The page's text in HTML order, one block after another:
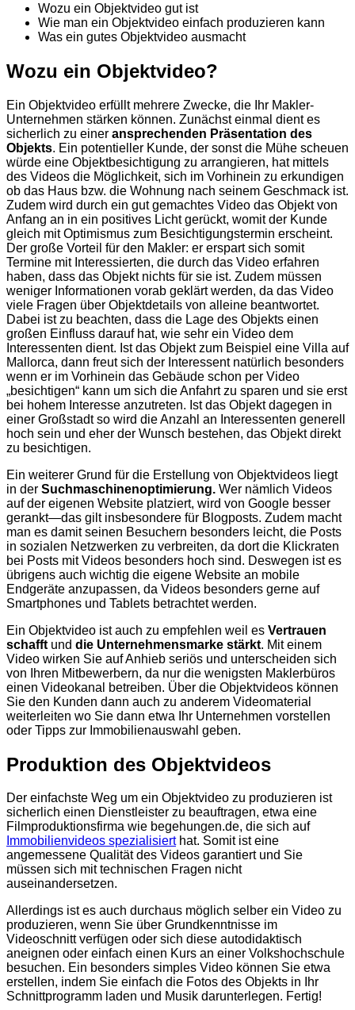
Wozu ein Objektvideo gut ist
Wie man ein Objektvideo einfach produzieren kann
Was ein gutes Objektvideo ausmacht
Wozu ein Objektvideo?
Ein Objektvideo erfüllt mehrere Zwecke, die Ihr Makler-
Unternehmen stärken können. Zunächst einmal dient es
sicherlich zu einer ansprechenden Präsentation des
Objekts. Ein potentieller Kunde, der sonst die Mühe scheuen
würde eine Objektbesichtigung zu arrangieren, hat mittels
des Videos die Möglichkeit, sich im Vorhinein zu erkundigen
ob das Haus bzw. die Wohnung nach seinem Geschmack ist.
Zudem wird durch ein gut gemachtes Video das Objekt von
Anfang an in ein positives Licht gerückt, womit der Kunde
gleich mit Optimismus zum Besichtigungstermin erscheint.
Der große Vorteil für den Makler: er erspart sich somit
Termine mit Interessierten, die durch das Video erfahren
haben, dass das Objekt nichts für sie ist. Zudem müssen
weniger Informationen vorab geklärt werden, da das Video
viele Fragen über Objektdetails von alleine beantwortet.
Dabei ist zu beachten, dass die Lage des Objekts einen
großen Einfluss darauf hat, wie sehr ein Video dem
Interessenten dient. Ist das Objekt zum Beispiel eine Villa auf
Mallorca, dann freut sich der Interessent natürlich besonders
wenn er im Vorhinein das Gebäude schon per Video
„besichtigen“ kann um sich die Anfahrt zu sparen und sie erst
bei hohem Interesse anzutreten. Ist das Objekt dagegen in
einer Großstadt so wird die Anzahl an Interessenten generell
hoch sein und eher der Wunsch bestehen, das Objekt direkt
zu besichtigen.
Ein weiterer Grund für die Erstellung von Objektvideos liegt
in der Suchmaschinenoptimierung. Wer nämlich Videos
auf der eigenen Website platziert, wird von Google besser
gerankt—das gilt insbesondere für Blogposts. Zudem macht
man es damit seinen Besuchern besonders leicht, die Posts
in sozialen Netzwerken zu verbreiten, da dort die Klickraten
bei Posts mit Videos besonders hoch sind. Deswegen ist es
übrigens auch wichtig die eigene Website an mobile
Endgeräte anzupassen, da Videos besonders gerne auf
Smartphones und Tablets betrachtet werden.
Ein Objektvideo ist auch zu empfehlen weil es Vertrauen
schafft und die Unternehmensmarke stärkt. Mit einem
Video wirken Sie auf Anhieb seriös und unterscheiden sich
von Ihren Mitbewerbern, da nur die wenigsten Maklerbüros
einen Videokanal betreiben. Über die Objektvideos können
Sie den Kunden dann auch zu anderem Videomaterial
weiterleiten wo Sie dann etwa Ihr Unternehmen vorstellen
oder Tipps zur Immobilienauswahl geben.
Produktion des Objektvideos
Der einfachste Weg um ein Objektvideo zu produzieren ist
sicherlich einen Dienstleister zu beauftragen, etwa eine
Filmproduktionsfirma wie begehungen.de, die sich auf
Immobilienvideos spezialisierthat. Somit ist eine
angemessene Qualität des Videos garantiert und Sie
müssen sich mit technischen Fragen nicht
auseinandersetzen.
Allerdings ist es auch durchaus möglich selber ein Video zu
produzieren, wenn Sie über Grundkenntnisse im
Videoschnitt verfügen oder sich diese autodidaktisch
aneignen oder einfach einen Kurs an einer Volkshochschule
besuchen. Ein besonders simples Video können Sie etwa
erstellen, indem Sie einfach die Fotos des Objekts in Ihr
Schnittprogramm laden und Musik darunterlegen. Fertig!